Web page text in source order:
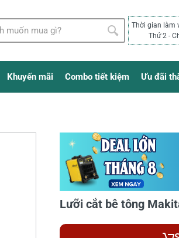
Thời gian làm
Thứ 2 -
Khuyến mãi Combo tiết kiệm Ưu đãi
Lưỡi cắt bê tông